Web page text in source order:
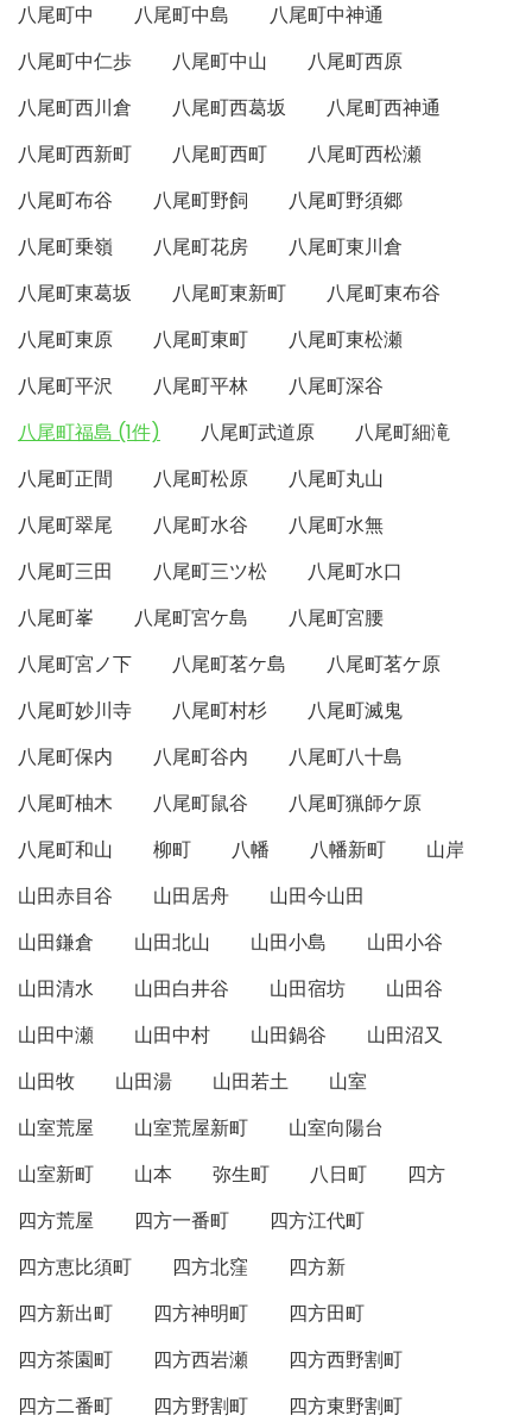
八尾町中
八尾町中島
八尾町中神通
八尾町中仁歩
八尾町中山
八尾町西原
八尾町西川倉
八尾町西葛坂
八尾町西神通
八尾町西新町
八尾町西町
八尾町西松瀬
八尾町布谷
八尾町野飼
八尾町野須郷
八尾町乗嶺
八尾町花房
八尾町東川倉
八尾町東葛坂
八尾町東新町
八尾町東布谷
八尾町東原
八尾町東町
八尾町東松瀬
八尾町平沢
八尾町平林
八尾町深谷
八尾町福島 (1件)
八尾町武道原
八尾町細滝
八尾町正間
八尾町松原
八尾町丸山
八尾町翠尾
八尾町水谷
八尾町水無
八尾町三田
八尾町三ツ松
八尾町水口
八尾町峯
八尾町宮ケ島
八尾町宮腰
八尾町宮ノ下
八尾町茗ケ島
八尾町茗ケ原
八尾町妙川寺
八尾町村杉
八尾町滅鬼
八尾町保内
八尾町谷内
八尾町八十島
八尾町柚木
八尾町鼠谷
八尾町猟師ケ原
八尾町和山
柳町 八幡 八幡新町
山岸
山田赤目谷
山田居舟
山田今山田
山田鎌倉
山田北山 山田小島
山田小谷
山田清水
山田白井谷 山田宿坊
山田谷
山田中瀬
山田中村 山田鍋谷
山田沼又
山田牧
山田湯 山田若土
山室
山室荒屋
山室荒屋新町
山室向陽台
山室新町
山本 弥生町 八日町
四方
四方荒屋
四方一番町
四方江代町
四方恵比須町
四方北窪
四方新
四方新出町
四方神明町
四方田町
四方茶園町
四方西岩瀬
四方西野割町
四方二番町
四方野割町
四方東野割町